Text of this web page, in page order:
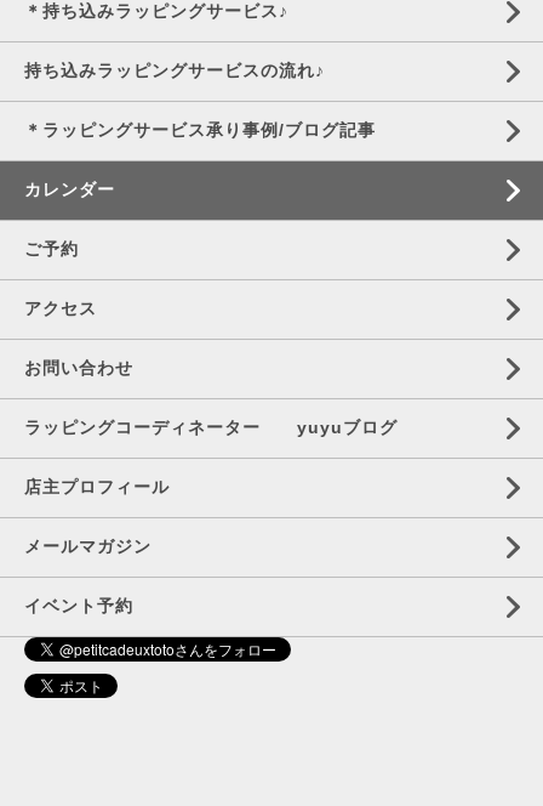
＊持ち込みラッピングサービス♪
持ち込みラッピングサービスの流れ♪
＊ラッピングサービス承り事例/ブログ記事
カレンダー
ご予約
アクセス
お問い合わせ
ラッピングコーディネーター yuyuブログ
店主プロフィール
メールマガジン
イベント予約